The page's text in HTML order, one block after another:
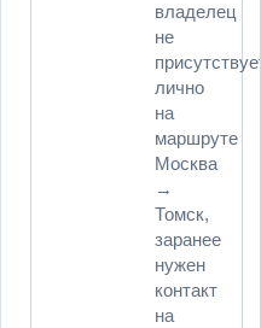
владелец
не
присутствует
лично
на
маршруте
Москва
→
Томск,
заранее
нужен
контакт
на